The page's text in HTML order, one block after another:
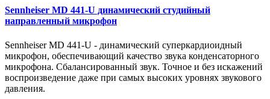
Sennheiser MD 441-U динамический студийный
направленный микрофон
Sennheiser MD 441-U - динамический суперкардиоидный
микрофон, обеспечивающий качество звука конденсаторного
микрофона. Сбалансированный звук. Точное и без искажений
воспроизведение даже при самых высоких уровнях звукового
давления.